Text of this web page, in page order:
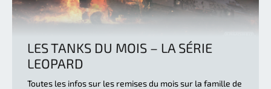
LES TANKS DU MOIS – LA SÉRIE
LEOPARD
Toutes les infos sur les remises du mois sur la famille de